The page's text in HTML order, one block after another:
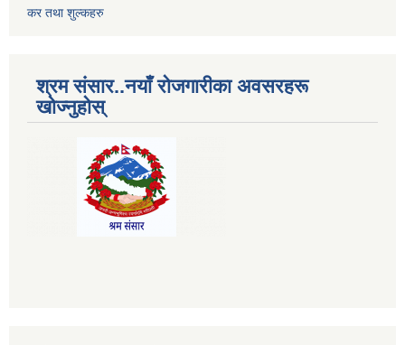
कर तथा शुल्कहरु
श्रम संसार..नयाँ रोजगारीका अवसरहरू
खोज्नुहोस्